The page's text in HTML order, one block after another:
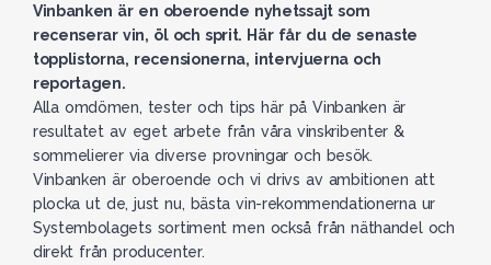
Vinbanken är en oberoende nyhetssajt som
recenserar vin, öl och sprit. Här får du de senaste
topplistorna, recensionerna, intervjuerna och
reportagen.
Alla omdömen, tester och tips här på Vinbanken är
resultatet av eget arbete från våra vinskribenter &
sommelierer via diverse provningar och besök.
Vinbanken är oberoende och vi drivs av ambitionen att
plocka ut de, just nu, bästa vin-rekommendationerna ur
Systembolagets sortiment men också från näthandel och
direkt från producenter.